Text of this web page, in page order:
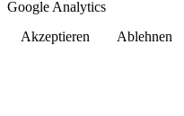
Google Analytics
Akzeptieren
Ablehnen